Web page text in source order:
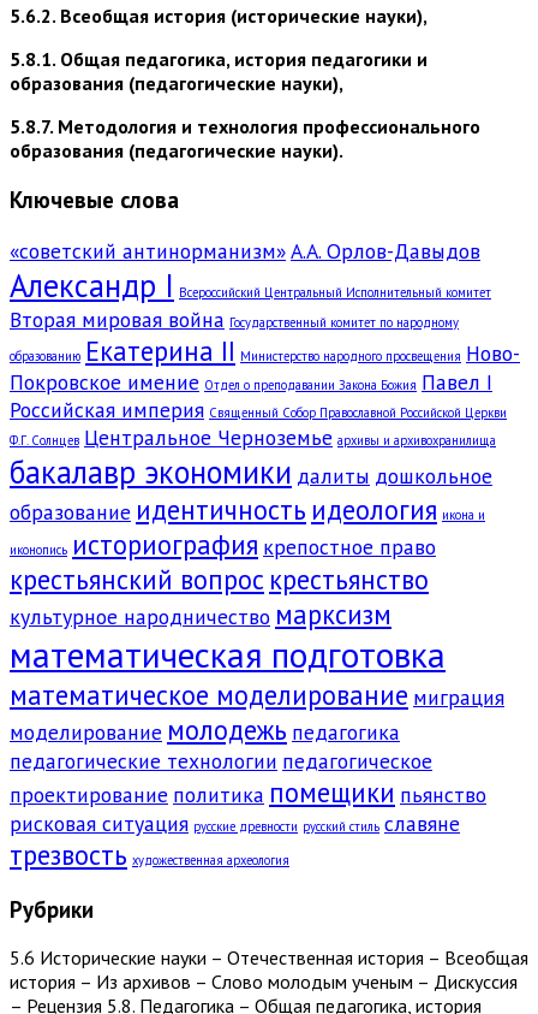
5.6.2. Всеобщая история (исторические науки),
5.8.1. Общая педагогика, история педагогики и
образования (педагогические науки),
5.8.7. Методология и технология профессионального
образования (педагогические науки).
Ключевые слова
«советский антинорманизм»А.А. Орлов-Давыдов
Александр I Всероссийский Центральный Исполнительный комитет
Вторая мировая война Государственный комитет по народному
образованию Екатерина II Министерство народного просвещения Ново-
Покровское имение Отдел о преподавании Закона Божия Павел I
Российская империя Священный Собор Православной Российской Церкви
Ф.Г. Солнцев Центральное Черноземье архивы и архивохранилища
бакалавр экономики далиты дошкольное
образование идентичность идеология икона и
иконопись историография крепостное право
крестьянский вопрос крестьянство
культурное народничество марксизм
математическая подготовка
математическое моделирование миграция
моделирование молодежь педагогика
педагогические технологии педагогическое
проектирование политика помещики пьянство
рисковая ситуация русские древности русский стиль славяне
трезвость художественная археология
Рубрики
5.6 Исторические науки – Отечественная история – Всеобщая
история – Из архивов – Слово молодым ученым – Дискуссия
– Рецензия 5.8. Педагогика – Общая педагогика, история